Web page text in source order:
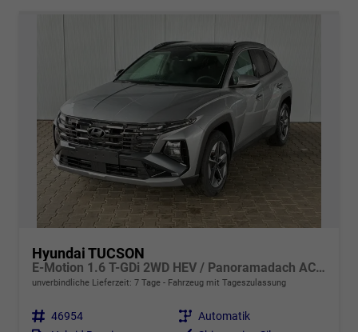
Hyundai TUCSON
E-Motion 1.6 T-GDi 2WD HEV / Panoramadach ACC LED Sitz + Lenkradheizung Navi PDC V&H Kamera Alu 18"
unverbindliche Lieferzeit: 7 Tage Fahrzeug mit Tageszulassung
Fahrzeugnr. 46954 Getriebe Automatik